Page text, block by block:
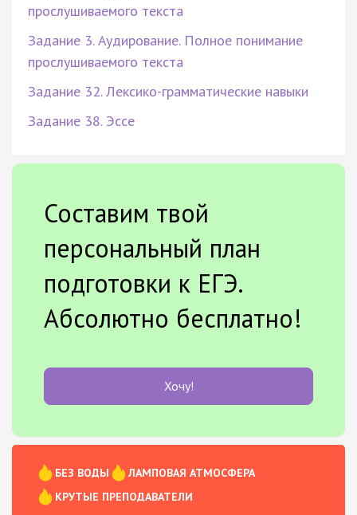
прослушиваемого текста
Задание 3. Аудирование. Полное понимание
прослушиваемого текста
Задание 32. Лексико-грамматические навыки
Задание 38. Эссе
Составим твой
персональный план
подготовки к ЕГЭ.
Абсолютно бесплатно!
Хочу!
БЕЗ ВОДЫ
ЛАМПОВАЯ АТМОСФЕРА
КРУТЫЕ ПРЕПОДАВАТЕЛИ